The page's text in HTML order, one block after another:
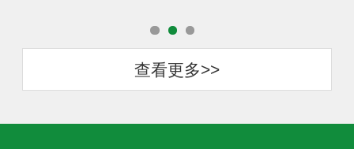
查看更多>>